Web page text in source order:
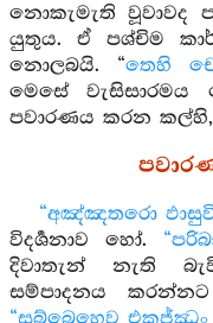
නොකැමැති වූවාවද
යුතුය. ඒ පශ්චිම
නොලබයි. “තෙහි
මෙසේ වැසිසාරමය
පවාරණය කරන කල්හි,
“අඤ්ඤතරො
විදර්‍ශනාව හෝ.
දිවාතැන් නැති
සම්පාදනය